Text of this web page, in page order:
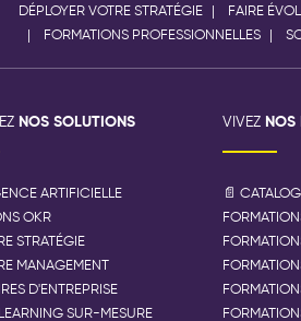
DÉPLOYER VOTRE STRATÉGIE FAIRE
FORMATIONS PROFESSIONNELLES
NOS SOLUTIONS
ARTIFICIELLE
OKR
STRATÉGIE
MANAGEMENT
D'ENTREPRISE
SUR-MESURE
VIVEZ NOS
📄